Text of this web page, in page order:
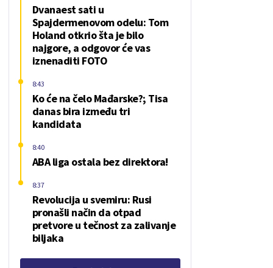
Dvanaest sati u
Spajdermenovom odelu: Tom
Holand otkrio šta je bilo
najgore, a odgovor će vas
iznenaditi FOTO
Ko će na čelo Mađarske?; Tisa
danas bira između tri
kandidata
8:43
ABA liga ostala bez direktora!
8:40
Revolucija u svemiru: Rusi
pronašli način da otpad
pretvore u tečnost za zalivanje
biljaka
8:37